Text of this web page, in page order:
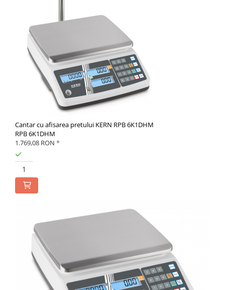
Cantar cu afisarea pretului KERN RPB 6K1DHM
RPB 6K1DHM
1.769,08 RON *